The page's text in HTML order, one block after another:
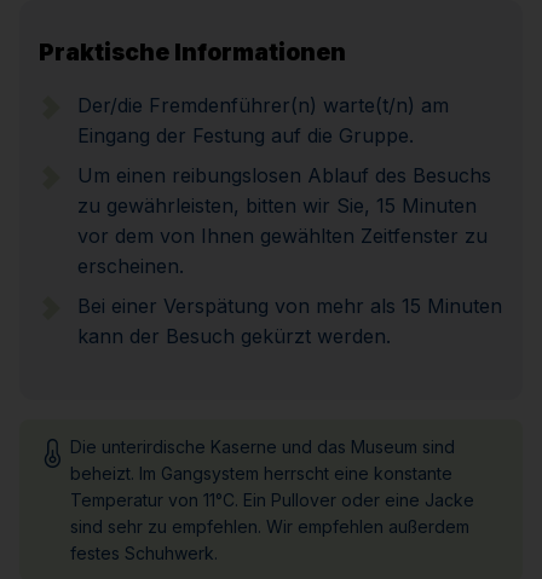
Praktische Informationen
Der/die Fremdenführer(n) warte(t/n) am
Eingang der Festung auf die Gruppe.
Um einen reibungslosen Ablauf des Besuchs
zu gewährleisten, bitten wir Sie, 15 Minuten
vor dem von Ihnen gewählten Zeitfenster zu
erscheinen.
Bei einer Verspätung von mehr als 15 Minuten
kann der Besuch gekürzt werden.
Die unterirdische Kaserne und das Museum sind
beheizt. Im Gangsystem herrscht eine konstante
Temperatur von 11°C. Ein Pullover oder eine Jacke
sind sehr zu empfehlen. Wir empfehlen außerdem
festes Schuhwerk.